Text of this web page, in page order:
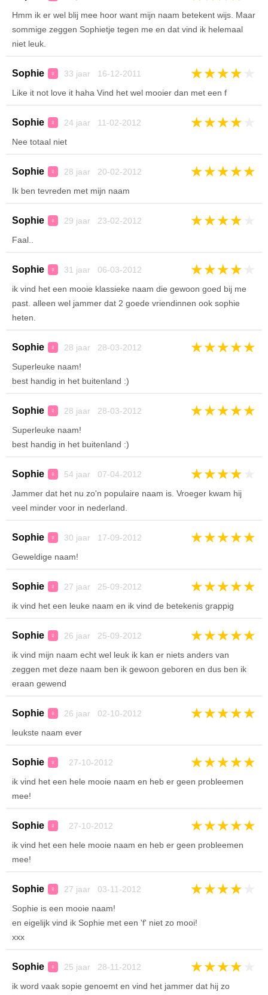
Hmm ik er wel blij mee hoor want mijn naam betekent wijs. Maar
sommige zeggen Sophietje tegen me en dat vind ik helemaal
niet leuk.
Sophie ♀ 33 jaar 16-12-2011 ★★★★
Like it not love it haha Vind het wel mooier dan met een f
Sophie ♀ 24 jaar 11-02-2012 ★★★★
Nee totaal niet
Sophie ♀ 28 jaar 20-02-2012 ★★★★★
Ik ben tevreden met mijn naam
Sophie ♀ 29 jaar 23-02-2012 ★★★★
Faal..
Sophie ♀ 31 jaar 06-03-2012 ★★★★
ik vind het een mooie klassieke naam die gewoon goed bij me
past. alleen wel jammer dat 2 goede vriendinnen ook sophie
heten.
Sophie ♀ 28 jaar 28-03-2012 ★★★★★
Superleuke naam!
best handig in het buitenland :)
Sophie ♀ 28 jaar 28-03-2012 ★★★★★
Superleuke naam!
best handig in het buitenland :)
Sophie ♀ 54 jaar 07-04-2012 ★★★★
Jammer dat het nu zo'n populaire naam is. Vroeger kwam hij
veel minder voor in nederland.
Sophie ♀ 30 jaar 17-09-2012 ★★★★★
Geweldige naam!
Sophie ♀ 27 jaar 25-09-2012 ★★★★★
ik vind het een leuke naam en ik vind de betekenis grappig
Sophie ♀ 26 jaar 25-09-2012 ★★★★★
ik vind mijn naam echt wel leuk ik kan er niets anders van
zeggen met deze naam ben ik gewoon geboren en dus ben ik
eraan gewend
Sophie ♀ 26 jaar 02-10-2012 ★★★★★
leukste naam ever
Sophie ♀ 27-10-2012 ★★★★★
ik vind het een hele mooie naam en heb er geen probleemen
mee!
Sophie ♀ 27-10-2012 ★★★★★
ik vind het een hele mooie naam en heb er geen probleemen
mee!
Sophie ♀ 27 jaar 03-11-2012 ★★★★
Sophie is een mooie naam!
en eigelijk vind ik Sophie met een 'f' niet zo mooi!
xxx
Sophie ♀ 25 jaar 28-11-2012 ★★★★
ik word vaak sopie genoemt en vind het jammer dat hij zo